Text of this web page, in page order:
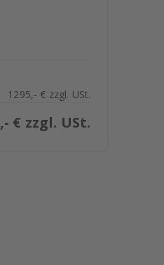
1295,- € zzgl. USt.
,- € zzgl. USt.